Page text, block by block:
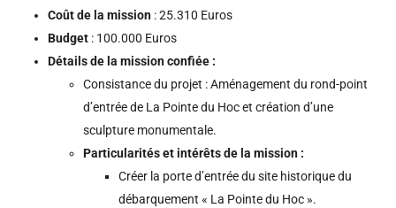
Coût de la mission : 25.310 Euros
Budget : 100.000 Euros
Détails de la mission confiée :
Consistance du projet : Aménagement du rond-point
d’entrée de La Pointe du Hoc et création d’une
sculpture monumentale.
Particularités et intérêts de la mission :
Créer la porte d’entrée du site historique du
débarquement « La Pointe du Hoc ».